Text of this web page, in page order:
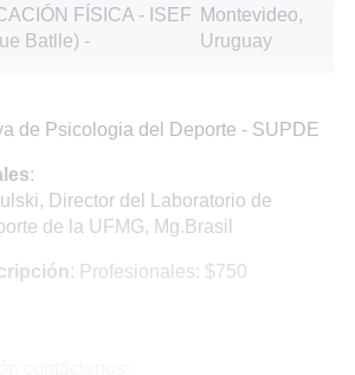
FÍSICA - ISEF
Batlle) -
Montevideo,
Uruguay
de Psicologia del Deporte - SUPDE
:
Director del Laboratorio de
de la UFMG, Mg.Brasil
: Profesionales: $750